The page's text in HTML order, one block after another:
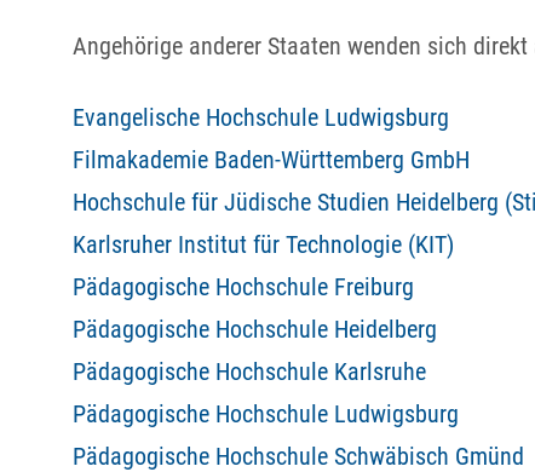
Angehörige anderer Staaten wenden sich
Evangelische Hochschule Ludwigsburg
Filmakademie Baden-Württemberg GmbH
Hochschule für Jüdische Studien Heidelberg
Karlsruher Institut für Technologie (KIT)
Pädagogische Hochschule Freiburg
Pädagogische Hochschule Heidelberg
Pädagogische Hochschule Karlsruhe
Pädagogische Hochschule Ludwigsburg
Pädagogische Hochschule Schwäbisch Gmünd